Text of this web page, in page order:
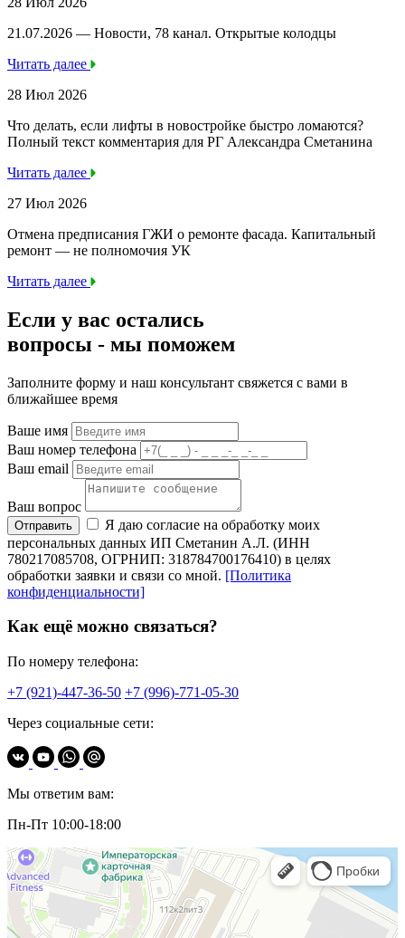
21.07.2026 — Новости, 78 канал. Открытые колодцы
Читать далее
28 Июл 2026
Что делать, если лифты в новостройке быстро ломаются?
Полный текст комментария для РГ Александра Сметанина
Читать далее
27 Июл 2026
Отмена предписания ГЖИ о ремонте фасада. Капитальный
ремонт — не полномочия УК
Читать далее
Если у вас остались
вопросы - мы поможем
Заполните форму и наш консультант свяжется с вами в
ближайшее время
Ваше имя
Ваш номер телефона
Ваш email
Ваш вопрос
Отправить
Я даю согласие на обработку моих
персональных данных ИП Сметанин А.Л. (ИНН
780217085708, ОГРНИП: 318784700176410) в целях
обработки заявки и связи со мной. [Политика
конфиденциальности]
Как ещё можно связаться?
По номеру телефона:
+7 (921)-447-36-50 +7 (996)-771-05-30
Через социальные сети:
Мы ответим вам:
Пн-Пт 10:00-18:00